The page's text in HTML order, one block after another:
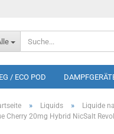
/ ECO POD
» Liquids » Liquide
Cherry 20mg Hybrid NicSalt